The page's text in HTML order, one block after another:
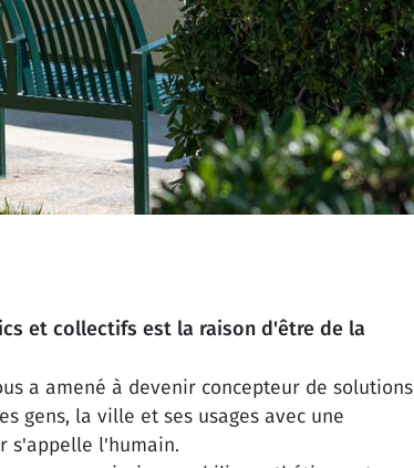
et collectifs est la raison d'être de la
a amené à devenir concepteur de solutions
gens, la ville et ses usages avec une
s'appelle l'humain.